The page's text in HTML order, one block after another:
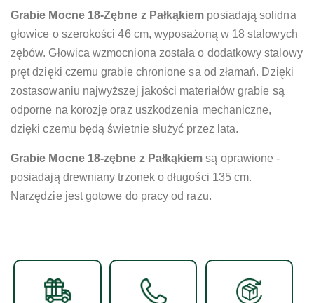
Grabie Mocne 18-Zębne z Pałkąkiem posiadają solidna
głowice o szerokości 46 cm, wyposażoną w 18 stalowych
zębów. Głowica wzmocniona została o dodatkowy stalowy
pręt dzięki czemu grabie chronione sa od złamań. Dzięki
zostasowaniu najwyższej jakości materiałów grabie są
odporne na korozję oraz uszkodzenia mechaniczne,
dzięki czemu będą świetnie służyć przez lata.
Grabie Mocne 18-zębne z Pałkąkiem są oprawione -
posiadają drewniany trzonek o długości 135 cm.
Narzędzie jest gotowe do pracy od razu.